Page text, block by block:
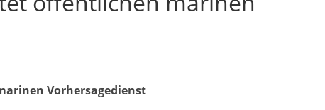
Vorhersagedienst